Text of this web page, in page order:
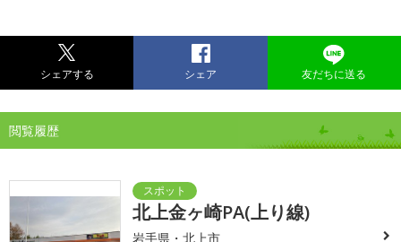
シェアする シェア 友だちに送る
閲覧履歴
北上金ヶ崎PA(上り線)
岩手県・北上市